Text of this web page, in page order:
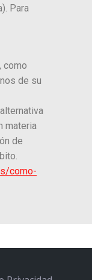
Para
como
de su
materia
de
como-